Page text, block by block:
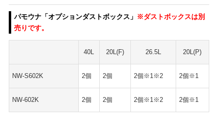
パモウナ「オプションダストボックス」 ※ダストボックスは別
売りです。
40L 20L(F) 26.5L 20L(P)
NW-S602K 2個 2個 2個※1※2 2個※1
NW-602K 2個 2個 2個※1※2 2個※1